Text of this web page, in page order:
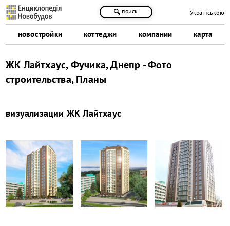
новостройки коттеджи компании карта
поиск Українською
ЖК Лайтхаус, Фучика, Днепр - Фото
строительства, Планы
визуализации ЖК Лайтхаус